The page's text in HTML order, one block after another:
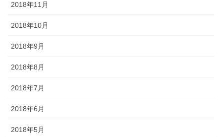
2018年11月
2018年10月
2018年9月
2018年8月
2018年7月
2018年6月
2018年5月